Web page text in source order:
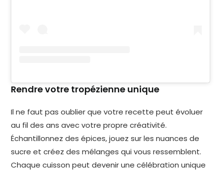
Rendre votre tropézienne unique
Il ne faut pas oublier que votre recette peut évoluer
au fil des ans avec votre propre créativité.
Échantillonnez des épices, jouez sur les nuances de
sucre et créez des mélanges qui vous ressemblent.
Chaque cuisson peut devenir une célébration unique